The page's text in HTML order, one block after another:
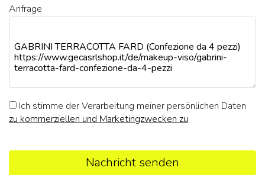
Anfrage
Ich stimme der Verarbeitung meiner persönlichen Daten
zu kommerziellen und Marketingzwecken zu
Nachricht senden